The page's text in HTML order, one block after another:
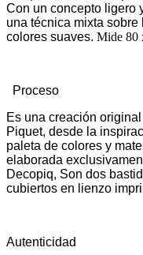
Con un concepto ligero
una técnica mixta
colores suaves. Mide 80
Proceso
Es una creación
Piquet, desde la
paleta de colores y
elaborada
Decopiq, Son dos
cubiertos en lienzo
Autenticidad